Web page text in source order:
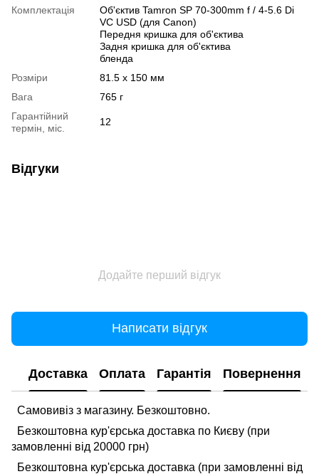
Комплектація
Об'єктив Tamron SP 70-300mm f / 4-5.6 Di
VC USD (для Canon)
Передня кришка для об'єктива
Задня кришка для об'єктива
бленда
Розміри
81.5 x 150 мм
Вага
765 г
Гарантійний
термін, міс.
12
Відгуки
Додайте перший відгук
Написати відгук
Доставка Оплата Гарантія Повернення
Самовивіз з магазину. Безкоштовно.
Безкоштовна кур'єрська доставка по Києву (при
замовленні від 20000 грн)
Безкоштовна кур'єрська доставка (при замовленні від